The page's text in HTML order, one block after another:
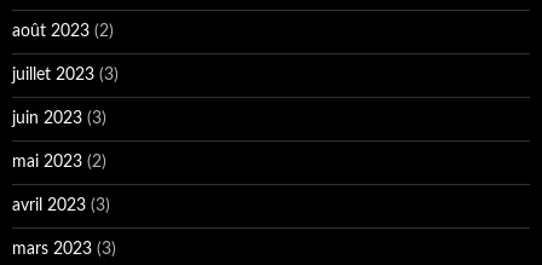
août 2023 (2)
juillet 2023 (3)
juin 2023 (3)
mai 2023 (2)
avril 2023 (3)
mars 2023 (3)